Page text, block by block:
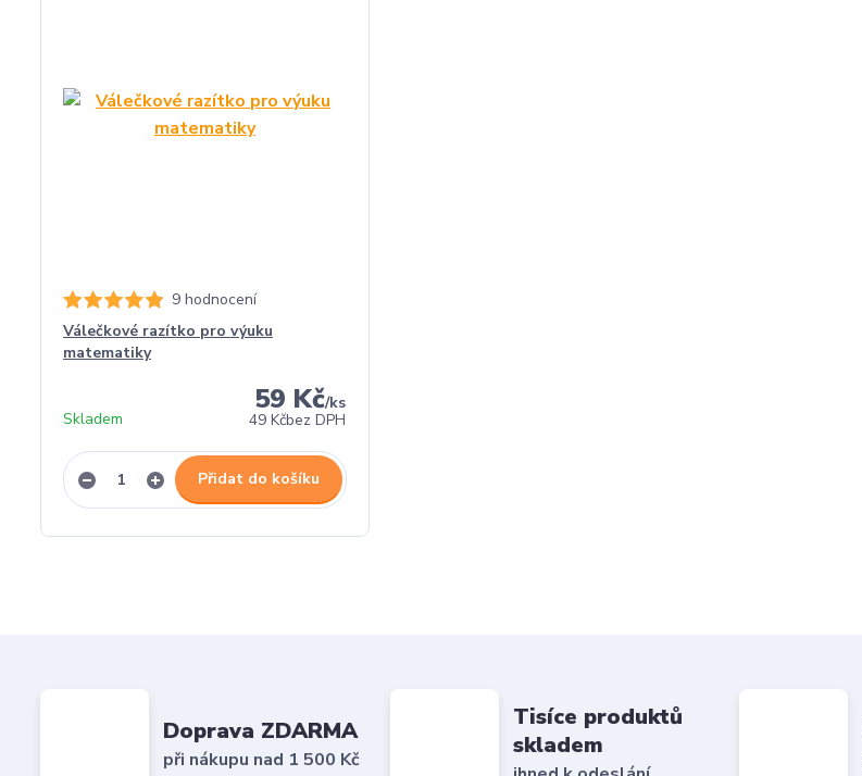
9 hodnocení
Válečkové razítko pro výuku
matematiky
59 Kč/ks
49 Kčbez DPH
Skladem
Přidat do košíku
Doprava ZDARMA
při nákupu nad 1 500 Kč
Tisíce produktů
skladem